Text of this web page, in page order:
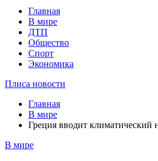
Главная
В мире
ДТП
Общество
Спорт
Экономика
Плиса новости
Главная
В мире
Греция вводит климатический
В мире